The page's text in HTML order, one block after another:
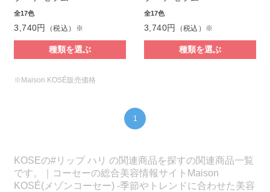
全17色
3,740円 （税込）※
種類を選ぶ
全17色
3,740円 （税込）※
種類を選ぶ
※Maison KOSÉ販売価格
1
KOSEの#リップ ハリ の関連商品を探すの関連商品一覧
です。｜コーセーの総合美容情報サイトMaison
KOSÉ(メゾンコーセー) -季節やトレンドに合わせた美容